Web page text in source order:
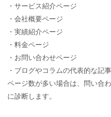
・サービス紹介ページ
・会社概要ページ
・実績紹介ページ
・料金ページ
・お問い合わせページ
・ブログやコラムの代表的な記事
ページ数が多い場合は、問い合
に診断します。